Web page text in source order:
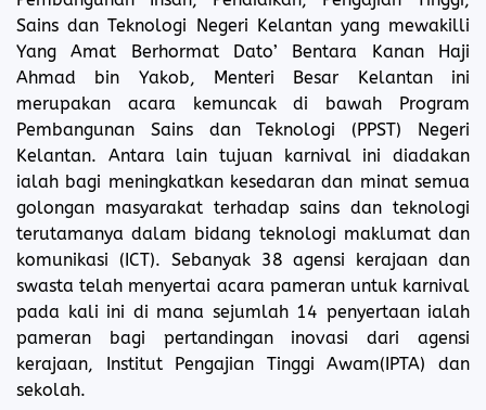
Sains dan Teknologi Negeri Kelantan yang mewakilli
Yang Amat Berhormat Dato’ Bentara Kanan Haji
Ahmad bin Yakob, Menteri Besar Kelantan ini
merupakan acara kemuncak di bawah Program
Pembangunan Sains dan Teknologi (PPST) Negeri
Kelantan. Antara lain tujuan karnival ini diadakan
ialah bagi meningkatkan kesedaran dan minat semua
golongan masyarakat terhadap sains dan teknologi
terutamanya dalam bidang teknologi maklumat dan
komunikasi (ICT). Sebanyak 38 agensi kerajaan dan
swasta telah menyertai acara pameran untuk karnival
pada kali ini di mana sejumlah 14 penyertaan ialah
pameran bagi pertandingan inovasi dari agensi
kerajaan, Institut Pengajian Tinggi Awam(IPTA) dan
sekolah.